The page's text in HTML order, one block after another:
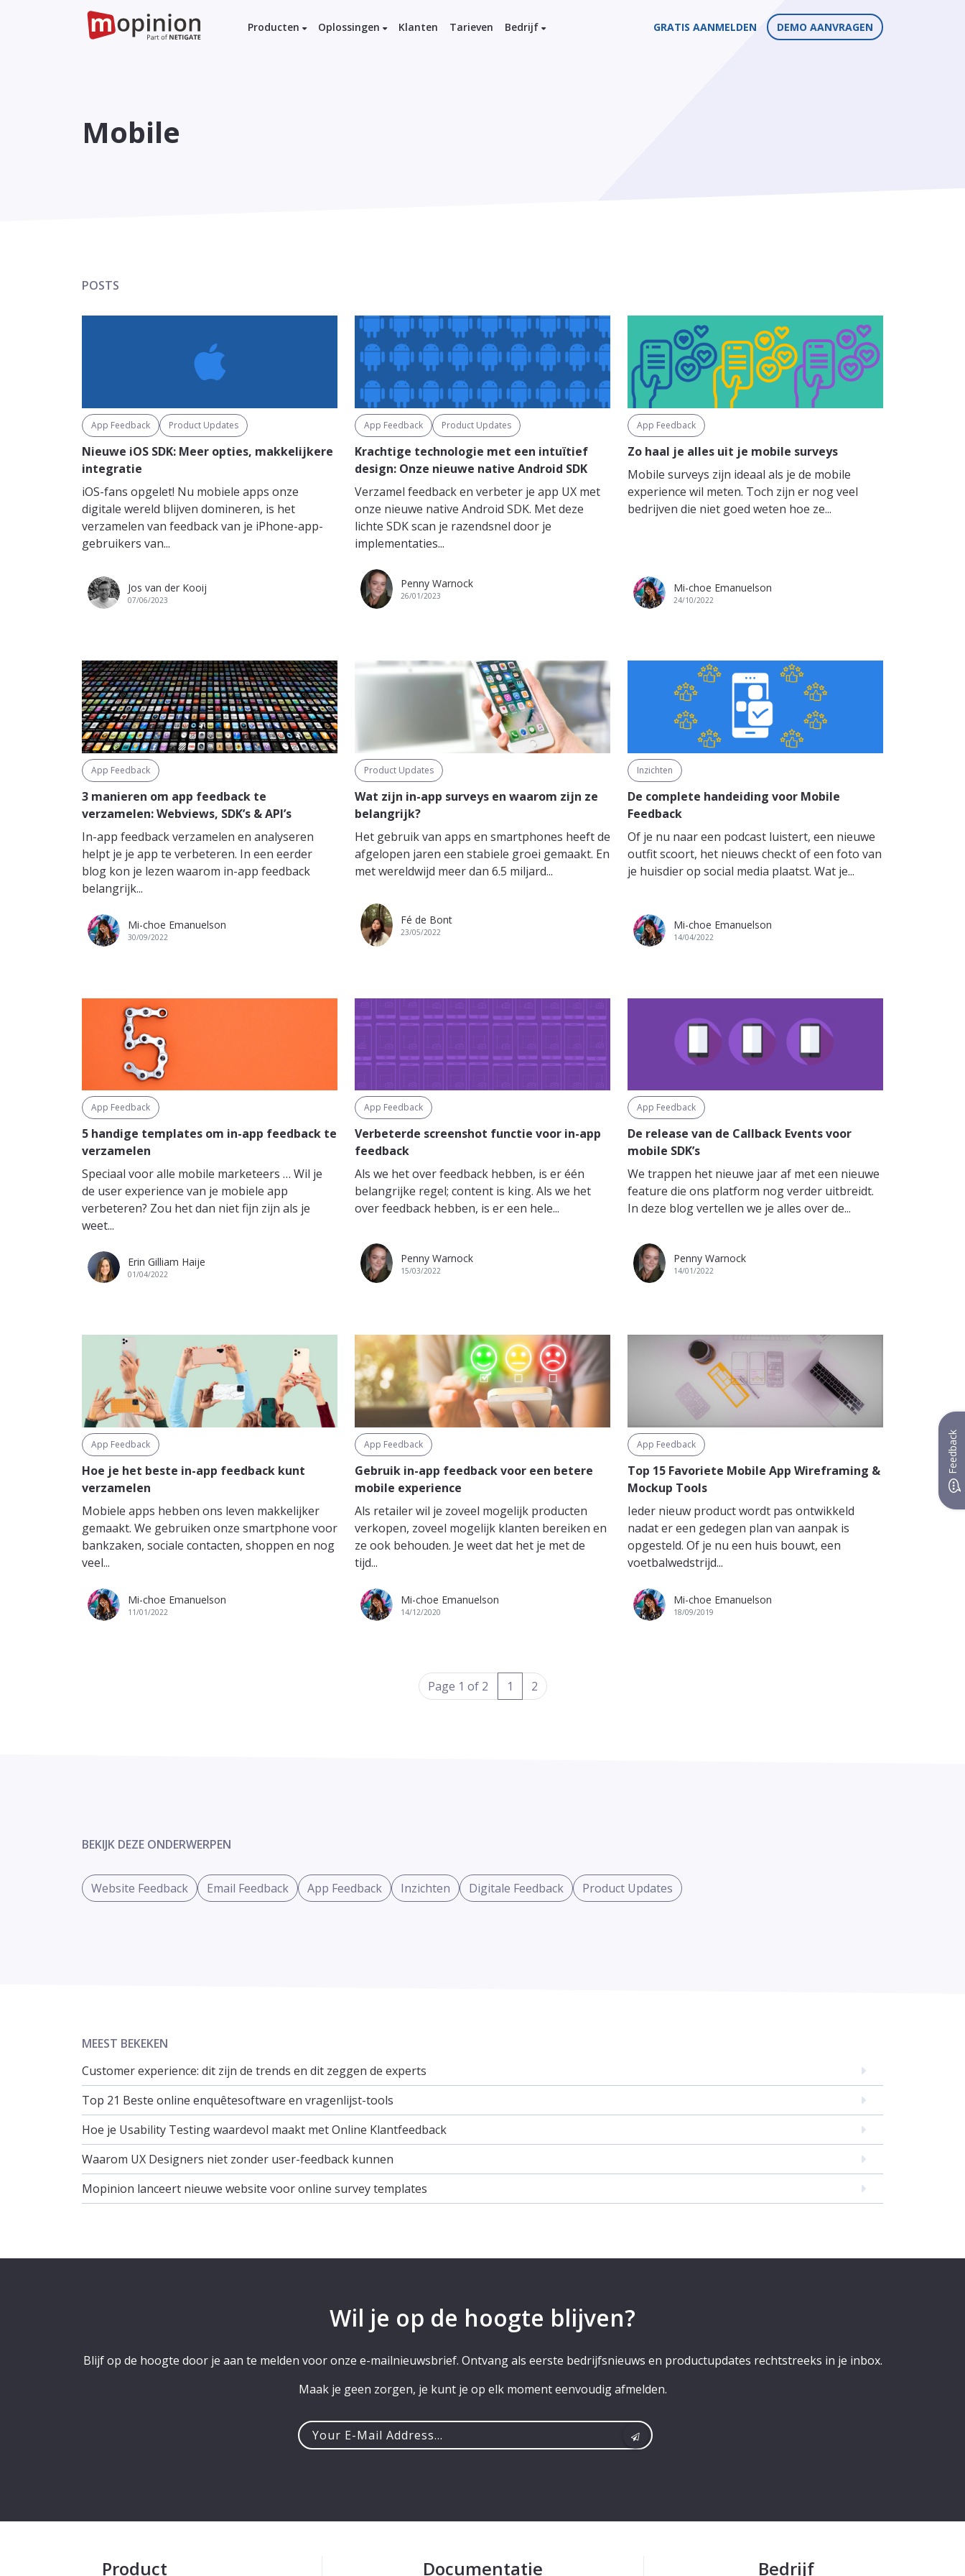
Producten Oplossingen Klanten Tarieven Bedrijf GRATIS AANMELDEN DEMO AANVRAGEN
Mobile
POSTS
App Feedback Product Updates
Nieuwe iOS SDK: Meer opties, makkelijkere
integratie
iOS-fans opgelet! Nu mobiele apps onze
digitale wereld blijven domineren, is het
verzamelen van feedback van je iPhone-app-
gebruikers van...
Jos van der Kooij
07/06/2023
App Feedback Product Updates
Krachtige technologie met een intuïtief
design: Onze nieuwe native Android SDK
Verzamel feedback en verbeter je app UX met
onze nieuwe native Android SDK. Met deze
lichte SDK scan je razendsnel door je
implementaties...
Penny Warnock
26/01/2023
App Feedback
Zo haal je alles uit je mobile surveys
Mobile surveys zijn ideaal als je de mobile
experience wil meten. Toch zijn er nog veel
bedrijven die niet goed weten hoe ze...
Mi-choe Emanuelson
24/10/2022
App Feedback
3 manieren om app feedback te
verzamelen: Webviews, SDK’s & API’s
In-app feedback verzamelen en analyseren
helpt je je app te verbeteren. In een eerder
blog kon je lezen waarom in-app feedback
belangrijk...
Mi-choe Emanuelson
30/09/2022
Product Updates
Wat zijn in-app surveys en waarom zijn ze
belangrijk?
Het gebruik van apps en smartphones heeft de
afgelopen jaren een stabiele groei gemaakt. En
met wereldwijd meer dan 6.5 miljard...
Fé de Bont
23/05/2022
Inzichten
De complete handeiding voor Mobile
Feedback
Of je nu naar een podcast luistert, een nieuwe
outfit scoort, het nieuws checkt of een foto van
je huisdier op social media plaatst. Wat je...
Mi-choe Emanuelson
14/04/2022
App Feedback
5 handige templates om in-app feedback te
verzamelen
Speciaal voor alle mobile marketeers … Wil je
de user experience van je mobiele app
verbeteren? Zou het dan niet fijn zijn als je
weet...
Erin Gilliam Haije
01/04/2022
App Feedback
Verbeterde screenshot functie voor in-app
feedback
Als we het over feedback hebben, is er één
belangrijke regel; content is king. Als we het
over feedback hebben, is er een hele...
Penny Warnock
15/03/2022
App Feedback
De release van de Callback Events voor
mobile SDK’s
We trappen het nieuwe jaar af met een nieuwe
feature die ons platform nog verder uitbreidt.
In deze blog vertellen we je alles over de...
Penny Warnock
14/01/2022
App Feedback
Hoe je het beste in-app feedback kunt
verzamelen
Mobiele apps hebben ons leven makkelijker
gemaakt. We gebruiken onze smartphone voor
bankzaken, sociale contacten, shoppen en nog
veel...
Mi-choe Emanuelson
11/01/2022
App Feedback
Gebruik in-app feedback voor een betere
mobile experience
Als retailer wil je zoveel mogelijk producten
verkopen, zoveel mogelijk klanten bereiken en
ze ook behouden. Je weet dat het je met de
tijd...
Mi-choe Emanuelson
14/12/2020
App Feedback
Top 15 Favoriete Mobile App Wireframing &
Mockup Tools
Ieder nieuw product wordt pas ontwikkeld
nadat er een gedegen plan van aanpak is
opgesteld. Of je nu een huis bouwt, een
voetbalwedstrijd...
Mi-choe Emanuelson
18/09/2019
Page 1 of 2 1 (current)
2
BEKIJK DEZE ONDERWERPEN
Website Feedback Email Feedback App Feedback Inzichten Digitale Feedback Product Updates
MEEST BEKEKEN
Customer experience: dit zijn de trends en dit zeggen de experts
Top 21 Beste online enquêtesoftware en vragenlijst-tools
Hoe je Usability Testing waardevol maakt met Online Klantfeedback
Waarom UX Designers niet zonder user-feedback kunnen
Mopinion lanceert nieuwe website voor online survey templates
Wil je op de hoogte blijven?
Blijf op de hoogte door je aan te melden voor onze e-mailnieuwsbrief. Ontvang als eerste bedrijfsnieuws en productupdates rechtstreeks in je inbox.
Maak je geen zorgen, je kunt je op elk moment eenvoudig afmelden.
Product Documentatie Bedrijf
Feedback